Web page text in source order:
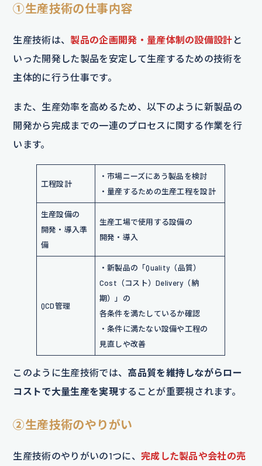
①生産技術の仕事内容
生産技術は、 製品の企画開発・量産体制の設備設計 と
いった開発した製品を安定して生産するための技術を
主体的に行う仕事です。
また、生産効率を高めるため、以下のように新製品の
開発から完成までの一連のプロセスに関する作業を行
います。
工程設計
・市場ニーズにあう製品を検討
・量産するための生産工程を設計
生産設備の
開発・導入準
備
生産工場で使用する設備の
開発・導入
QCD管理
・新製品の「Quality（品質）
Cost（コスト）Delivery（納
期）」の
各条件を満たしているか確認
・条件に満たない設備や工程の
見直しや改善
このように生産技術では、 高品質を維持しながらロー
コストで大量生産を実現することが重要視されます。
②生産技術のやりがい
生産技術のやりがいの1つに、 完成した製品や会社の売